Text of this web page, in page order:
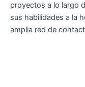
proyectos a lo largo
sus habilidades a la
amplia red de